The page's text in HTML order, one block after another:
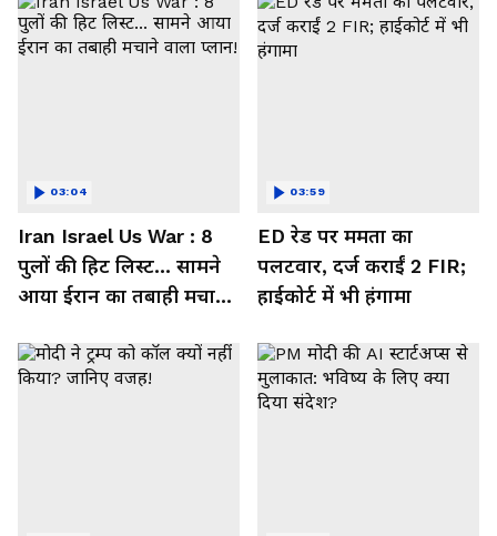
Iran Israel Us War : 8
पुलों की हिट लिस्ट... सामने
आया ईरान का तबाही मचाने
03:04
ED रेड पर ममता का
पलटवार, दर्ज कराईं 2 FIR;
हाईकोर्ट में भी हंगामा
03:59